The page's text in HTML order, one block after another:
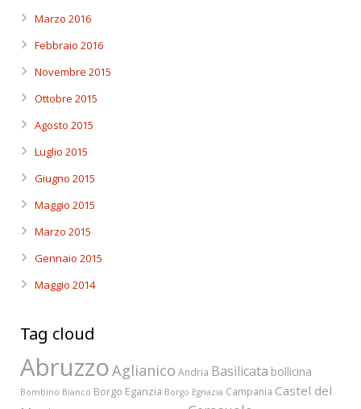
Marzo 2016
Febbraio 2016
Novembre 2015
Ottobre 2015
Agosto 2015
Luglio 2015
Giugno 2015
Maggio 2015
Marzo 2015
Gennaio 2015
Maggio 2014
Tag cloud
AbruzzoAglianico Andria Basilicata bollicina
Bombino Bianco Borgo Eganzia Borgo Egnazia Campania Castel del